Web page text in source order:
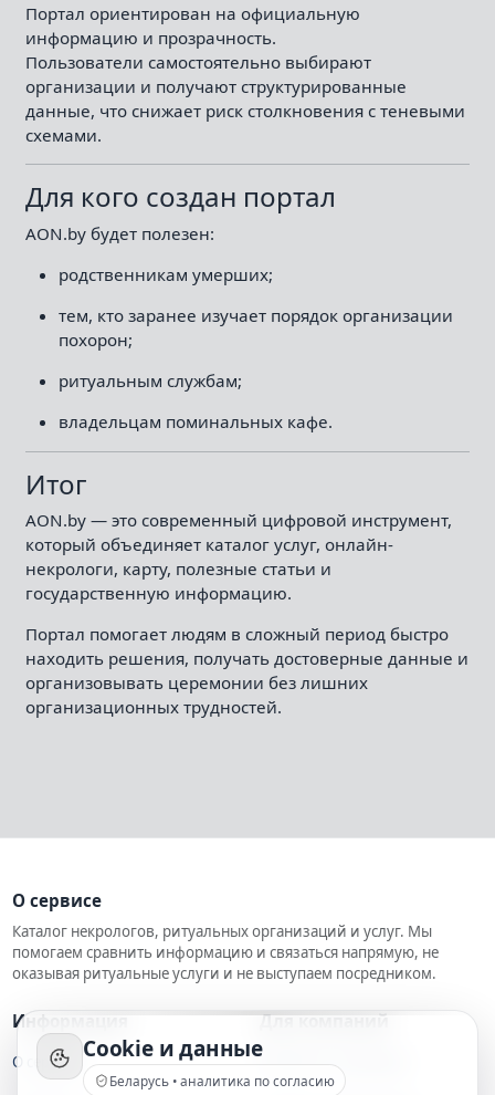
Портал ориентирован на официальную
информацию и прозрачность.
Пользователи самостоятельно выбирают
организации и получают структурированные
данные, что снижает риск столкновения с теневыми
схемами.
Для кого создан портал
AON.by будет полезен:
родственникам умерших;
тем, кто заранее изучает порядок организации
похорон;
ритуальным службам;
владельцам поминальных кафе.
Итог
AON.by — это современный цифровой инструмент,
который объединяет каталог услуг, онлайн-
некрологи, карту, полезные статьи и
государственную информацию.
Портал помогает людям в сложный период быстро
находить решения, получать достоверные данные и
организовывать церемонии без лишних
организационных трудностей.
О сервисе
Каталог некрологов, ритуальных организаций и услуг. Мы
помогаем сравнить информацию и связаться напрямую, не
оказывая ритуальные услуги и не выступаем посредником.
Информация
О сервисе
Для компаний
Добавить компанию
Cookie и данные
Беларусь • аналитика по согласию